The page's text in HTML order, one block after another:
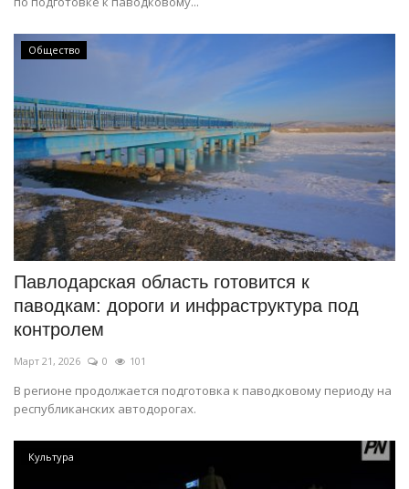
Общество
Павлодарская область готовится к
паводкам: дороги и инфраструктура под
контролем
Март 21, 2026 0 101
В регионе продолжается подготовка к паводковому периоду на
республиканских автодорогах.
Культура